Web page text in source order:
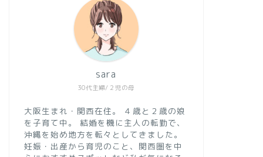
30代主婦/２児の母
sara
大阪生まれ・関西在住。
４歳と２歳の娘
を子育て中。
結婚を機に主人の転勤で、
沖縄を始め地方を転々としてきました。
妊娠・出産から育児のこと、関西圏を中